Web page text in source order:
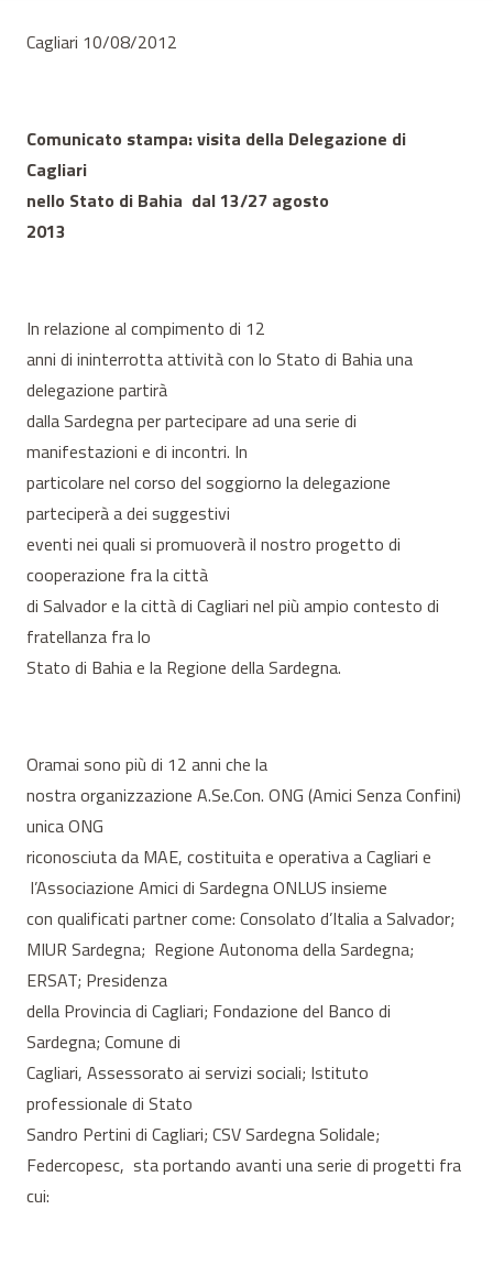
Cagliari 10/08/2012
Comunicato stampa: visita della Delegazione di
Cagliari
nello Stato di Bahia dal 13/27 agosto
2013
In relazione al compimento di 12
anni di ininterrotta attività con lo Stato di Bahia una
delegazione partirà
dalla Sardegna per partecipare ad una serie di
manifestazioni e di incontri. In
particolare nel corso del soggiorno la delegazione
parteciperà a dei suggestivi
eventi nei quali si promuoverà il nostro progetto di
cooperazione fra la città
di Salvador e la città di Cagliari nel più ampio contesto di
fratellanza fra lo
Stato di Bahia e la Regione della Sardegna.
Oramai sono più di 12 anni che la
nostra organizzazione A.Se.Con. ONG (Amici Senza Confini)
unica ONG
riconosciuta da MAE, costituita e operativa a Cagliari e
l’Associazione Amici di Sardegna ONLUS insieme
con qualificati partner come: Consolato d’Italia a Salvador;
MIUR Sardegna; Regione Autonoma della Sardegna;
ERSAT; Presidenza
della Provincia di Cagliari; Fondazione del Banco di
Sardegna; Comune di
Cagliari, Assessorato ai servizi sociali; Istituto
professionale di Stato
Sandro Pertini di Cagliari; CSV Sardegna Solidale;
Federcopesc, sta portando avanti una serie di progetti fra
cui: